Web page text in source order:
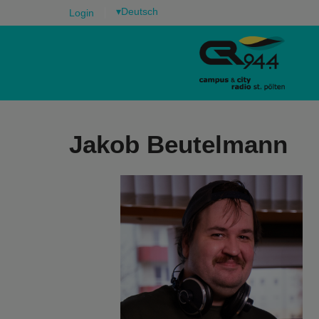
Login ▾
Jakob Beutelmann